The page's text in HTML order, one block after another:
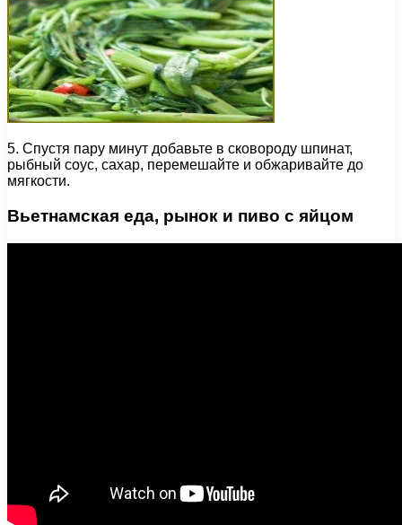
5. Спустя пару минут добавьте в сковороду шпинат,
рыбный соус, сахар, перемешайте и обжаривайте до
мягкости.
Вьетнамская еда, рынок и пиво с яйцом